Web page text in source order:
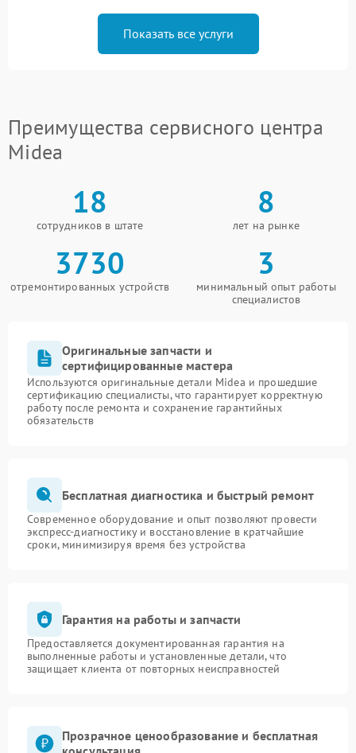
Показать все услуги
Преимущества сервисного центра
Midea
18
сотрудников в штате
8
лет на рынке
3730
отремонтированных устройств
3
минимальный опыт работы
специалистов
Оригинальные запчасти и
сертифицированные мастера
Используются оригинальные детали Midea и прошедшие
сертификацию специалисты, что гарантирует корректную
работу после ремонта и сохранение гарантийных
обязательств
Бесплатная диагностика и быстрый ремонт
Современное оборудование и опыт позволяют провести
экспресс-диагностику и восстановление в кратчайшие
сроки, минимизируя время без устройства
Гарантия на работы и запчасти
Предоставляется документированная гарантия на
выполненные работы и установленные детали, что
защищает клиента от повторных неисправностей
Прозрачное ценообразование и бесплатная